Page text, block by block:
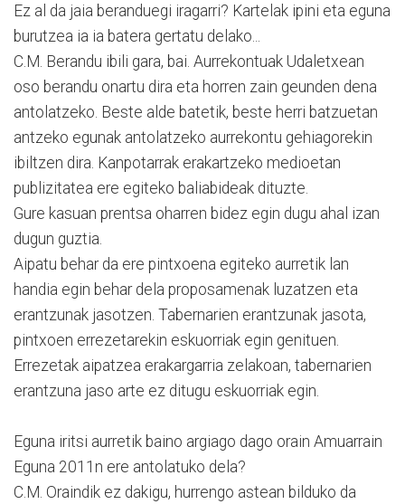
Ez al da jaia beranduegi iragarri? Kartelak ipini eta eguna
burutzea ia ia batera gertatu delako...
C.M. Berandu ibili gara, bai. Aurrekontuak Udaletxean
oso berandu onartu dira eta horren zain geunden dena
antolatzeko. Beste alde batetik, beste herri batzuetan
antzeko egunak antolatzeko aurrekontu gehiagorekin
ibiltzen dira. Kanpotarrak erakartzeko medioetan
publizitatea ere egiteko baliabideak dituzte.
Gure kasuan prentsa oharren bidez egin dugu ahal izan
dugun guztia.
Aipatu behar da ere pintxoena egiteko aurretik lan
handia egin behar dela proposamenak luzatzen eta
erantzunak jasotzen. Tabernarien erantzunak jasota,
pintxoen errezetarekin eskuorriak egin genituen.
Errezetak aipatzea erakargarria zelakoan, tabernarien
erantzuna jaso arte ez ditugu eskuorriak egin.
Eguna iritsi aurretik baino argiago dago orain Amuarrain
Eguna 2011n ere antolatuko dela?
C.M. Oraindik ez dakigu, hurrengo astean bilduko da